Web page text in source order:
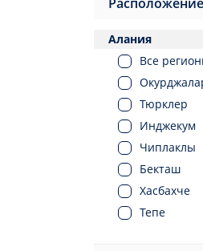
Под ВНЖ
Алания
Все
Тюрклер
Инджекум
Чиплаклы
Бекташ
Хасбахче
Тепе